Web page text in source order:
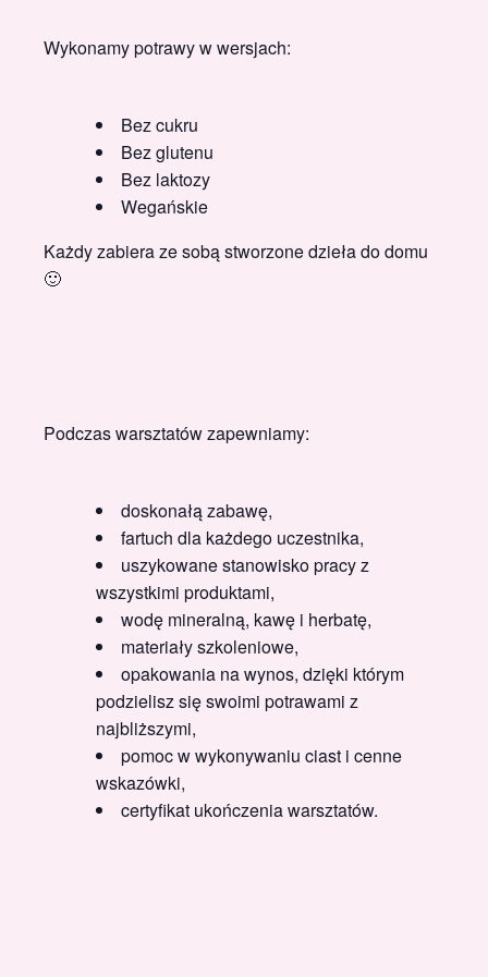
Wykonamy potrawy w wersjach:
Bez cukru
Bez glutenu
Bez laktozy
Wegańskie
Każdy zabiera ze sobą stworzone dzieła do domu
🙂
Podczas warsztatów zapewniamy:
doskonałą zabawę,
fartuch dla każdego uczestnika,
uszykowane stanowisko pracy z
wszystkimi produktami,
wodę mineralną, kawę i herbatę,
materiały szkoleniowe,
opakowania na wynos, dzięki którym
podzielisz się swoimi potrawami z
najbliższymi,
pomoc w wykonywaniu ciast i cenne
wskazówki,
certyfikat ukończenia warsztatów.